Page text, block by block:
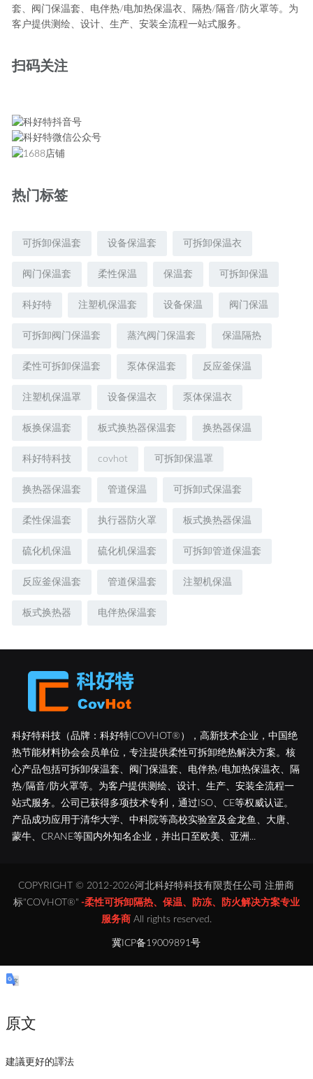
套、阀门保温套、电伴热/电加热保温衣、隔热/隔音/防火罩等。为
客户提供测绘、设计、生产、安装全流程一站式服务。
扫码关注
热门标签
可拆卸保温套 设备保温套 可拆卸保温衣
阀门保温套 柔性保温 保温套 可拆卸保温
科好特 注塑机保温套 设备保温 阀门保温
可拆卸阀门保温套 蒸汽阀门保温套 保温隔热
柔性可拆卸保温套 泵体保温套 反应釜保温
注塑机保温罩 设备保温衣 泵体保温衣
板换保温套 板式换热器保温套 换热器保温
科好特科技 covhot 可拆卸保温罩
换热器保温套 管道保温 可拆卸式保温套
柔性保温套 执行器防火罩 板式换热器保温
硫化机保温 硫化机保温套 可拆卸管道保温套
反应釜保温套 管道保温套 注塑机保温
板式换热器 电伴热保温套
科好特科技（品牌：科好特|COVHOT®），高新技术企业，中国绝
热节能材料协会会员单位，专注提供柔性可拆卸绝热解决方案。核
心产品包括可拆卸保温套、阀门保温套、电伴热/电加热保温衣、隔
热/隔音/防火罩等。为客户提供测绘、设计、生产、安装全流程一
站式服务。公司已获得多项技术专利，通过ISO、CE等权威认证。
产品成功应用于清华大学、中科院等高校实验室及金龙鱼、大唐、
蒙牛、CRANE等国内外知名企业，并出口至欧美、亚洲...
COPYRIGHT © 2012-2026河北科好特科技有限责任公司 注册商
标"COVHOT®" -柔性可拆卸隔热、保温、防冻、防火解决方案专业
服务商All rights reserved.
冀ICP备19009891号
原文
建議更好的譯法